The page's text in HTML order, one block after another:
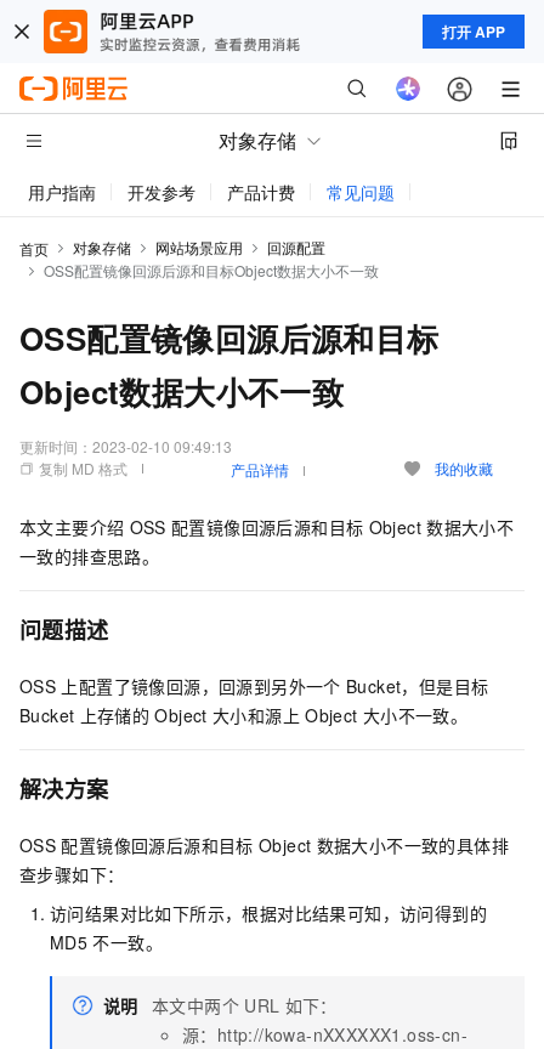
打开 APP
对象存储
用户指南 开发参考 产品计费 常见问题
首页 对象存储 网站场景应用
回源配置
OSS配置镜像回源后源和目标Object数据大小不一致
OSS配置镜像回源后源和目标
Object数据大小不一致
更新时间： 2023-02-10 09:49:13
复制 MD 格式
产品详情 我的收藏
本文主要介绍 OSS 配置镜像回源后源和目标 Object 数据大小不
一致的排查思路。
问题描述
OSS 上配置了镜像回源，回源到另外一个 Bucket，但是目标
Bucket 上存储的 Object 大小和源上 Object 大小不一致。
解决方案
OSS 配置镜像回源后源和目标 Object 数据大小不一致的具体排
查步骤如下：
访问结果对比如下所示，根据对比结果可知，访问得到的
MD5 不一致。
说明 本文中两个 URL 如下：
源：http://kowa-nXXXXXX1.oss-cn-